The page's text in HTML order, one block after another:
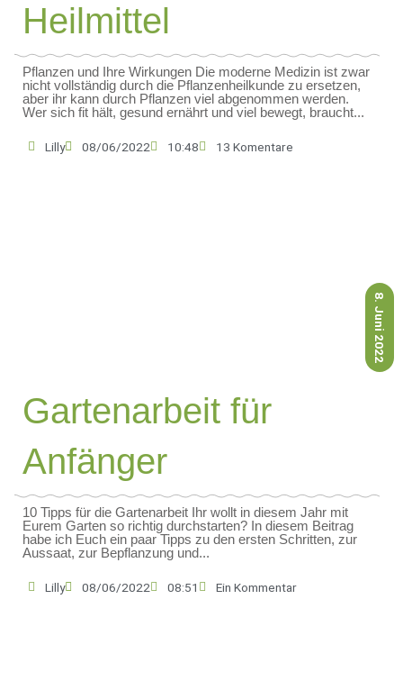
Heilmittel
Pflanzen und Ihre Wirkungen Die moderne Medizin ist zwar
nicht vollständig durch die Pflanzenheilkunde zu ersetzen,
aber ihr kann durch Pflanzen viel abgenommen werden.
Wer sich fit hält, gesund ernährt und viel bewegt, braucht...
Lilly 08/06/2022 10:48 13 Komentare
8. Juni 2022
Gartenarbeit für
Anfänger
10 Tipps für die Gartenarbeit Ihr wollt in diesem Jahr mit
Eurem Garten so richtig durchstarten? In diesem Beitrag
habe ich Euch ein paar Tipps zu den ersten Schritten, zur
Aussaat, zur Bepflanzung und...
Lilly 08/06/2022 08:51 Ein Kommentar